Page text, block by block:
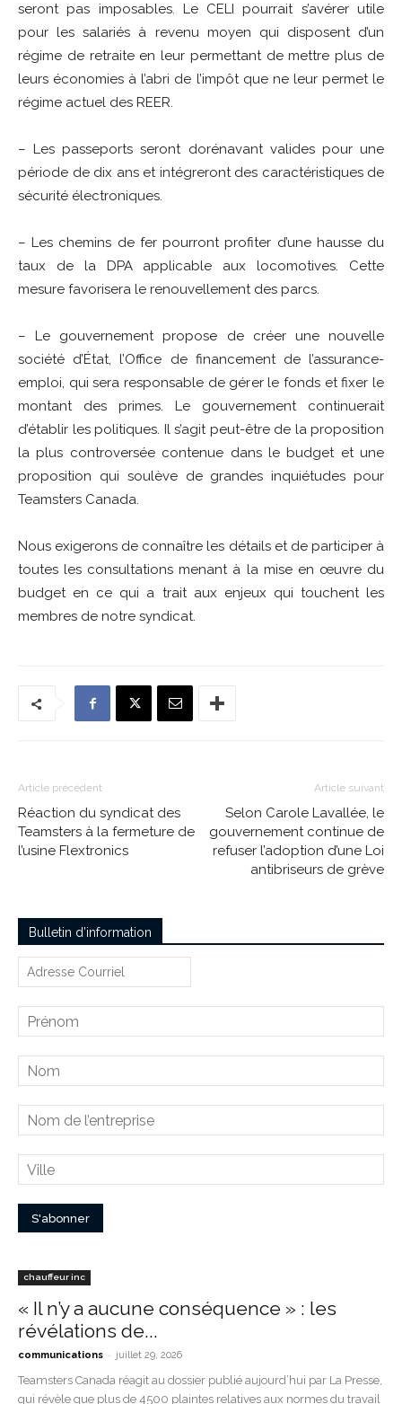
seront pas imposables. Le CELI pourrait s’avérer utile
pour les salariés à revenu moyen qui disposent d’un
régime de retraite en leur permettant de mettre plus de
leurs économies à l’abri de l’impôt que ne leur permet le
régime actuel des REER.
– Les passeports seront dorénavant valides pour une
période de dix ans et intégreront des caractéristiques de
sécurité électroniques.
– Les chemins de fer pourront profiter d’une hausse du
taux de la DPA applicable aux locomotives. Cette
mesure favorisera le renouvellement des parcs.
– Le gouvernement propose de créer une nouvelle
société d’État, l’Office de financement de l’assurance-
emploi, qui sera responsable de gérer le fonds et fixer le
montant des primes. Le gouvernement continuerait
d’établir les politiques. Il s’agit peut-être de la proposition
la plus controversée contenue dans le budget et une
proposition qui soulève de grandes inquiétudes pour
Teamsters Canada.
Nous exigerons de connaître les détails et de participer à
toutes les consultations menant à la mise en œuvre du
budget en ce qui a trait aux enjeux qui touchent les
membres de notre syndicat.
Article précédent
Réaction du syndicat des
Teamsters à la fermeture de
l’usine Flextronics
Article suivant
Selon Carole Lavallée, le
gouvernement continue de
refuser l’adoption d’une Loi
antibriseurs de grève
Bulletin d’information
chauffeur inc
« Il n’y a aucune conséquence » : les
révélations de...
communications - juillet 29, 2026
Teamsters Canada réagit au dossier publié aujourd’hui par La Presse,
qui révèle que plus de 4500 plaintes relatives aux normes du travail